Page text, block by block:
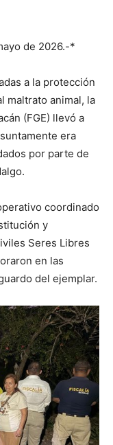
de 2026.-*
a la protección
maltrato animal, la
(FGE) llevó a
era
por parte de
coordinado
y
Seres Libres
en las
del ejemplar.